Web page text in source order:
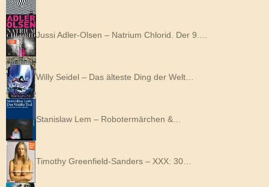
Jussi Adler-Olsen – Natrium Chlorid. Der 9.…
Willy Seidel – Das älteste Ding der Welt…
Stanislaw Lem – Robotermärchen &…
Timothy Greenfield-Sanders – XXX: 30…